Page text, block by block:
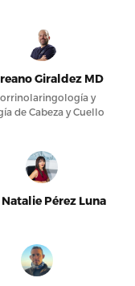
Giraldez MD
y
de Cabeza y Cuello
Natalie Pérez Luna